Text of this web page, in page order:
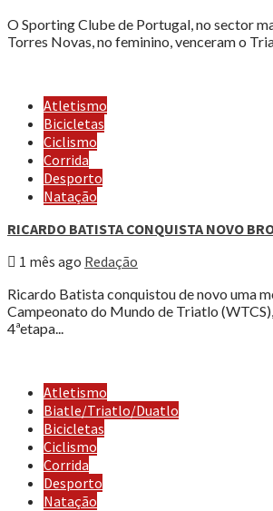
O Sporting Clube de Portugal, no sector
Torres Novas, no feminino, venceram o
Atletismo
Bicicletas
Ciclismo
Corrida
Desporto
Natação
RICARDO BATISTA CONQUISTA NOVO
1 mês ago Redação
Ricardo Batista conquistou de novo uma
Campeonato do Mundo de Triatlo
4ªetapa...
Atletismo
Biatle/Triatlo/Duatlo
Bicicletas
Ciclismo
Corrida
Desporto
Natação